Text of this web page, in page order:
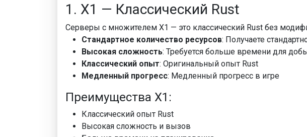
1. X1 — Классический Rust
Серверы с множителем X1 — это классический Rust без
Стандартное количество ресурсов: Получаете
Высокая сложность: Требуется больше времени для
Классический опыт: Оригинальный опыт Rust
Медленный прогресс: Медленный прогресс в игре
Преимущества X1:
Классический опыт Rust
Высокая сложность и вызов